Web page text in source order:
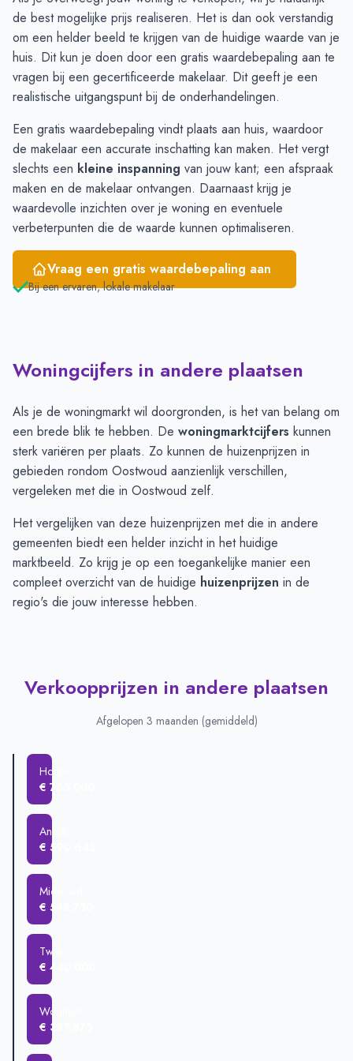
Maart
€ 478.333
-
April
€ 486.666 -
Mei
€ 544.285 -
Juni
€ 565.000 € 337.654
de best mogelijke prijs realiseren. Het is dan ook verstandig
om een helder beeld te krijgen van de huidige waarde van je
huis. Dit kun je doen door een gratis waardebepaling aan te
vragen bij een gecertificeerde makelaar. Dit geeft je een
realistische uitgangspunt bij de onderhandelingen.
Een gratis waardebepaling vindt plaats aan huis, waardoor
de makelaar een accurate inschatting kan maken. Het vergt
slechts een kleine inspanning van jouw kant; een afspraak
maken en de makelaar ontvangen. Daarnaast krijg je
waardevolle inzichten over je woning en eventuele
verbeterpunten die de waarde kunnen optimaliseren.
Vraag een gratis waardebepaling aan
Bij een ervaren, lokale makelaar
Woningcijfers in andere plaatsen
Als je de woningmarkt wil doorgronden, is het van belang om
een brede blik te hebben. De woningmarktcijfers kunnen
sterk variëren per plaats. Zo kunnen de huizenprijzen in
gebieden rondom Oostwoud aanzienlijk verschillen,
vergeleken met die in Oostwoud zelf.
Het vergelijken van deze huizenprijzen met die in andere
gemeenten biedt een helder inzicht in het huidige
marktbeeld. Zo krijg je op een toegankelijke manier een
compleet overzicht van de huidige huizenprijzen in de
regio's die jouw interesse hebben.
Verkoopprijzen in andere plaatsen
Afgelopen 3 maanden (gemiddeld)
Hoorn
€ 765.000
Andijk
€ 590.645
Midwoud
€ 548.750
Twisk
€ 440.000
Wognum
€ 387.875